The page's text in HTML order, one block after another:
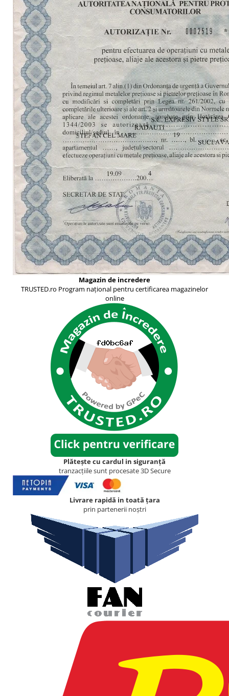
Magazin de incredere
TRUSTED.ro Program național pentru certificarea magazinelor
online
Plătește cu cardul in siguranță
tranzacțiile sunt procesate 3D Secure
Livrare rapidă in toată țara
prin partenerii noștri